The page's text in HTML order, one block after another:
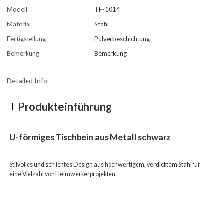
Modell
TF-1014
Material
Stahl
Fertigstellung
Pulverbeschichtung
Bemerkung
Bemerkung
Detailed Info
Produkteinführung
U-förmiges Tischbein aus Metall schwarz
Stilvolles und schlichtes Design aus hochwertigem, verdicktem Stahl für
eine Vielzahl von Heimwerkerprojekten.